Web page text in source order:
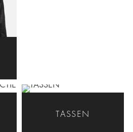
TASSEN